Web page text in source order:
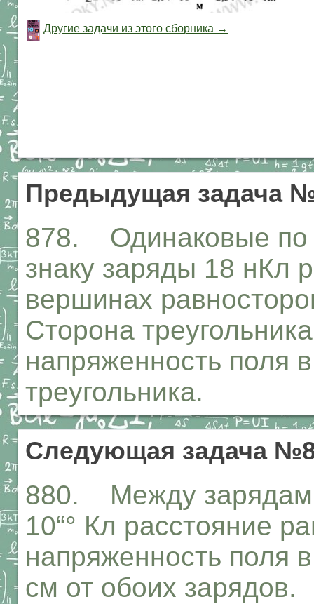
Другие задачи из этого сборника →
Предыдущая задача
878. Одинаковые по
знаку заряды 18 нКл
вершинах
Сторона
напряженность поля
треугольника.
Следующая задача
880. Между
10“° Кл расстояние
напряженность поля
см от обоих зарядов.